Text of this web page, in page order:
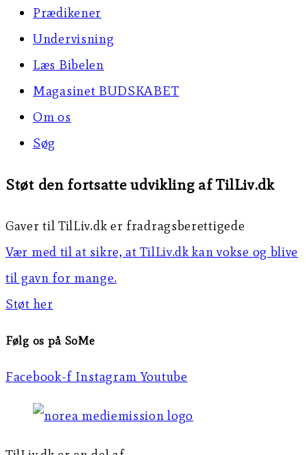
Prædikener
Undervisning
Læs Bibelen
Magasinet BUDSKABET
Om os
Søg
Støt den fortsatte udvikling af TilLiv.dk
Gaver til TilLiv.dk er fradragsberettigede
Vær med til at sikre, at TilLiv.dk kan vokse og blive
til gavn for mange.
Støt her
Følg os på SoMe
Facebook-f Instagram Youtube